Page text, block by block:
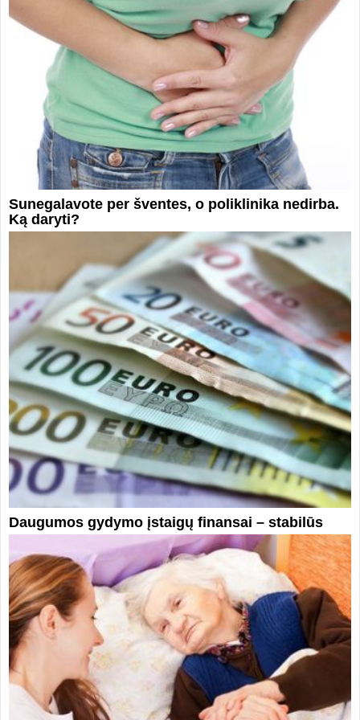
Sunegalavote per šventes, o poliklinika nedirba.
Ką daryti?
Daugumos gydymo įstaigų finansai – stabilūs